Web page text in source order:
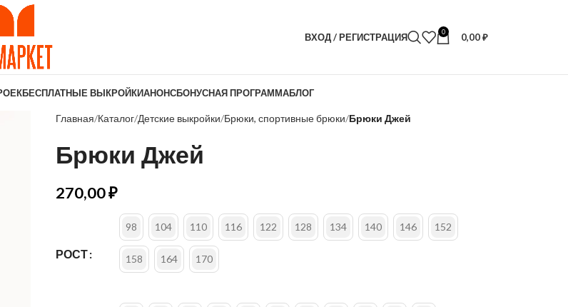
ВХОД / РЕГИСТРАЦИЯ 0 0,00₽
БЕСПЛАТНЫЕ ВЫКРОЙКИАНОНСБОНУСНАЯ ПРОГРАММАБЛОГ
Главная Каталог Детские выкройки Брюки, спортивные брюки Брюки Джей
Брюки Джей
270,00₽
РОСТ
98 104 110 116 122 128 134 140 146 152
158 164 170